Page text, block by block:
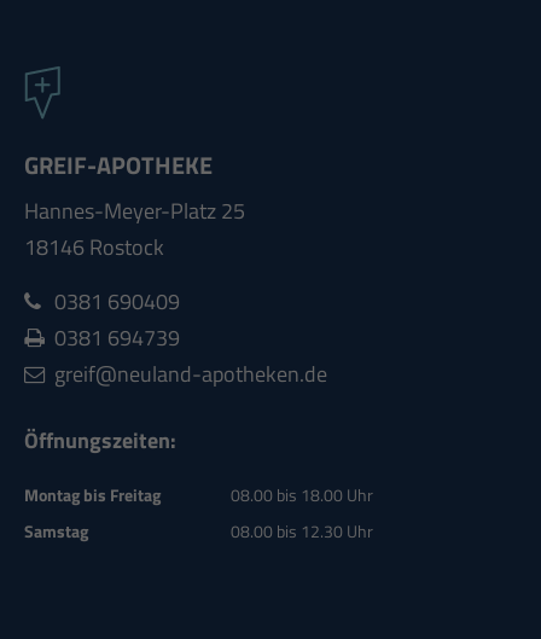
GREIF-APOTHEKE
Hannes-Meyer-Platz 25
18146 Rostock
0381 690409
0381 694739
greif@neuland-apotheken.de
Öffnungszeiten:
Montag bis Freitag
08.00 bis 18.00 Uhr
Samstag
08.00 bis 12.30 Uhr